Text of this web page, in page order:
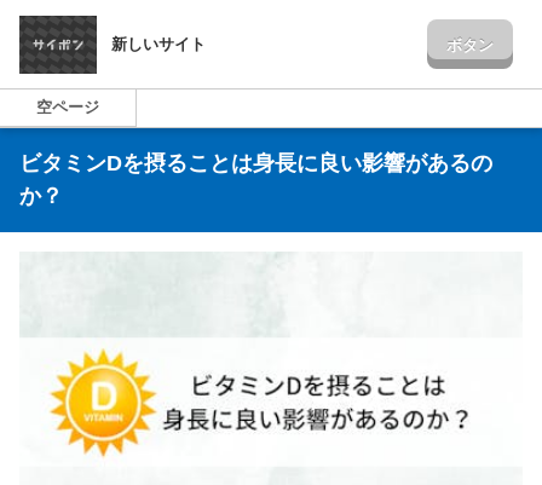
新しいサイト ボタン
空ページ
ビタミンDを摂ることは身長に良い影響があるの
か？